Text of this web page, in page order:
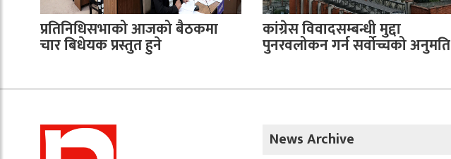
प्रतिनिधिसभाको आजको बैठकमा
चार बिधेयक प्रस्तुत हुने
कांग्रेस विवादसम्बन्धी मुद्दा
पुनरवलोकन गर्न सर्वोच्चको अनुमति
News Archive